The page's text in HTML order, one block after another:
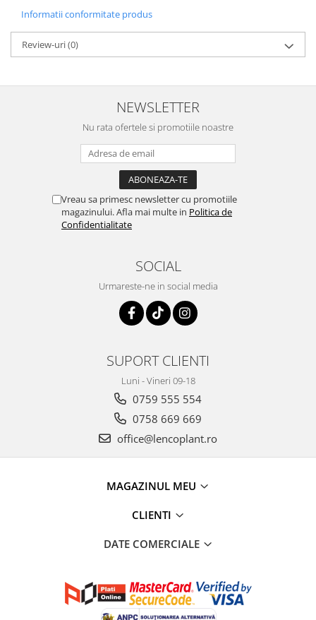
Informatii conformitate produs
Review-uri(0)
NEWSLETTER
Nu rata ofertele si promotiile noastre
Vreau sa primesc newsletter cu promotiile
magazinului. Afla mai multe in Politica de
Confidentialitate
SOCIAL
Urmareste-ne in social media
SUPORT CLIENTI
Luni - Vineri 09-18
0759 555 554
0758 669 669
office@lencoplant.ro
MAGAZINUL MEU
CLIENTI
DATE COMERCIALE